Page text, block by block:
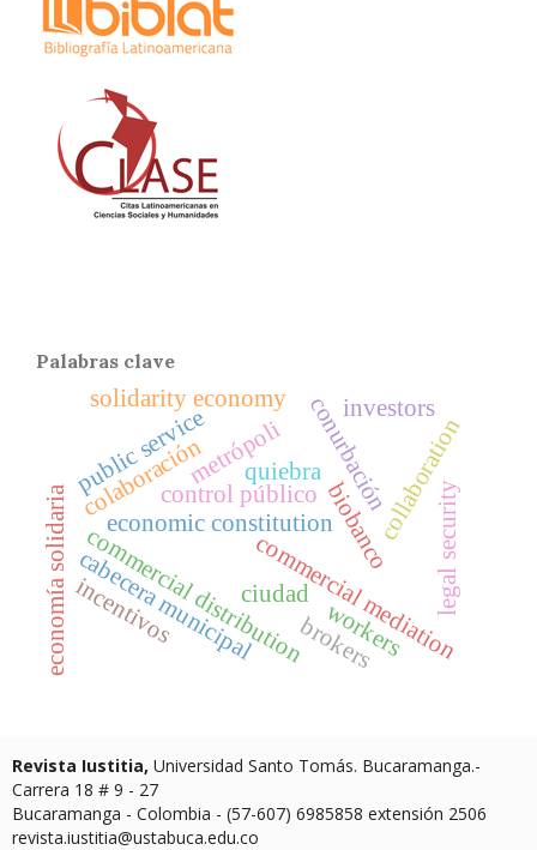
Palabras clave
biobanco
economic constitution collaboration
commercial mediation
commercial distribution
colaboracióncontrol público
economía solidaria legal security
public service
ciudad
conurbación
cabecera municipal
metrópoli
workers
solidarity economy
incentivos
quiebra
brokers
investors
Revista Iustitia, Universidad Santo Tomás. Bucaramanga.-
Carrera 18 # 9 - 27
Bucaramanga - Colombia - (57-607) 6985858 extensión 2506
revista.iustitia@ustabuca.edu.co